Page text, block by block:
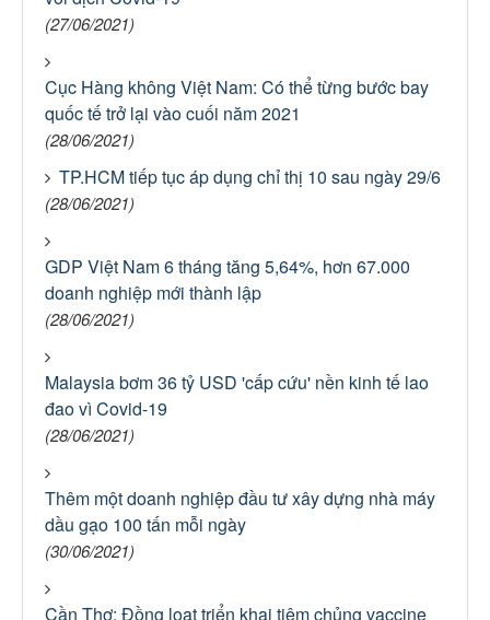
(27/06/2021)
Cục Hàng không Việt Nam: Có thể từng bước bay
quốc tế trở lại vào cuối năm 2021
(28/06/2021)
TP.HCM tiếp tục áp dụng chỉ thị 10 sau ngày 29/6
(28/06/2021)
GDP Việt Nam 6 tháng tăng 5,64%, hơn 67.000
doanh nghiệp mới thành lập
(28/06/2021)
Malaysia bơm 36 tỷ USD 'cấp cứu' nền kinh tế lao
đao vì Covid-19
(28/06/2021)
Thêm một doanh nghiệp đầu tư xây dựng nhà máy
dầu gạo 100 tấn mỗi ngày
(30/06/2021)
Cần Thơ: Đồng loạt triển khai tiêm chủng vaccine